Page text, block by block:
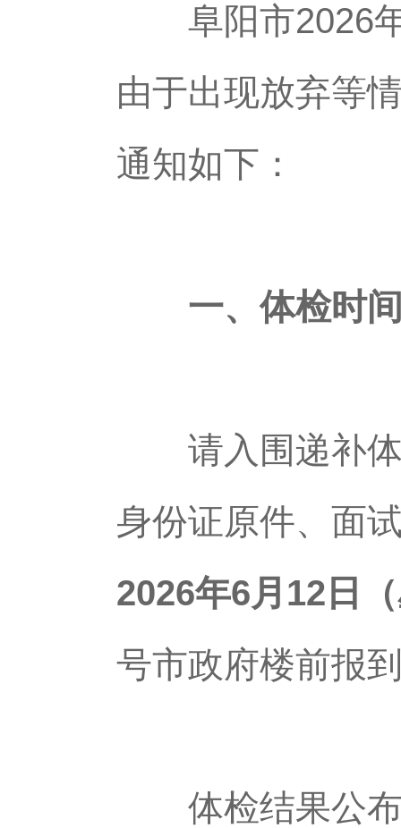
阜阳市2026年
由于出现放弃等
通知如下：
一、体检时
请入围递补体
身份证原件、面
2026年6月12日
号市政府楼前报
体检结果公布